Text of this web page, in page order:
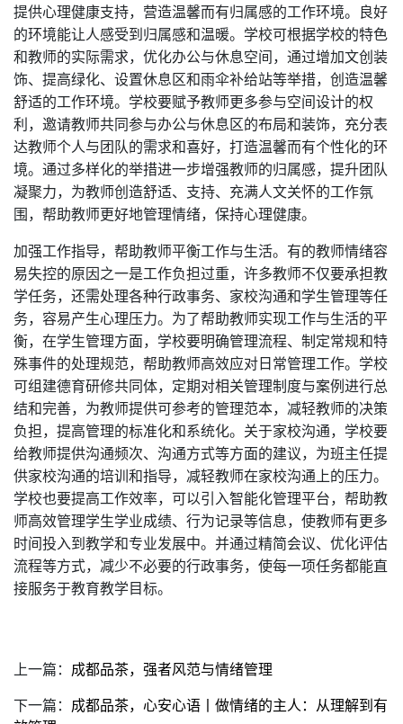
提供心理健康支持，营造温馨而有归属感的工作环境。良好
的环境能让人感受到归属感和温暖。学校可根据学校的特色
和教师的实际需求，优化办公与休息空间，通过增加文创装
饰、提高绿化、设置休息区和雨伞补给站等举措，创造温馨
舒适的工作环境。学校要赋予教师更多参与空间设计的权
利，邀请教师共同参与办公与休息区的布局和装饰，充分表
达教师个人与团队的需求和喜好，打造温馨而有个性化的环
境。通过多样化的举措进一步增强教师的归属感，提升团队
凝聚力，为教师创造舒适、支持、充满人文关怀的工作氛
围，帮助教师更好地管理情绪，保持心理健康。
加强工作指导，帮助教师平衡工作与生活。有的教师情绪容
易失控的原因之一是工作负担过重，许多教师不仅要承担教
学任务，还需处理各种行政事务、家校沟通和学生管理等任
务，容易产生心理压力。为了帮助教师实现工作与生活的平
衡，在学生管理方面，学校要明确管理流程、制定常规和特
殊事件的处理规范，帮助教师高效应对日常管理工作。学校
可组建德育研修共同体，定期对相关管理制度与案例进行总
结和完善，为教师提供可参考的管理范本，减轻教师的决策
负担，提高管理的标准化和系统化。关于家校沟通，学校要
给教师提供沟通频次、沟通方式等方面的建议，为班主任提
供家校沟通的培训和指导，减轻教师在家校沟通上的压力。
学校也要提高工作效率，可以引入智能化管理平台，帮助教
师高效管理学生学业成绩、行为记录等信息，使教师有更多
时间投入到教学和专业发展中。并通过精简会议、优化评估
流程等方式，减少不必要的行政事务，使每一项任务都能直
接服务于教育教学目标。
上一篇： 成都品茶，强者风范与情绪管理
下一篇： 成都品茶，心安心语丨做情绪的主人：从理解到有